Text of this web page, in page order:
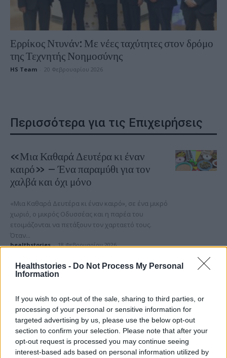
Healthstories - Do Not Process My Personal
Information
If you wish to opt-out of the sale, sharing to third parties, or
processing of your personal or sensitive information for
targeted advertising by us, please use the below opt-out
section to confirm your selection. Please note that after your
opt-out request is processed you may continue seeing
interest-based ads based on personal information utilized by
Ερρίκος Ντυνάν: Με νέες ταχύτητες στον δρόμο
της Τεχνητής Νοημοσύνης
HS Team 20 Φεβρουαρίου 2026
Περισσότερα για τις Επιχειρήσεις
«Μια Καθαρά Δευτέρα κι έναν
καιρό» – Ένα παραμύθι για τον
χαλβά και όχι μόνο
«Μια Καθαρά Δευτέρα κι έναν καιρό», σε ένα μικρό
χωριό, ο μικρός Οδυσσέας και η παρέα του
ετοιμάζονται να πετάξουν τον χαρταετό τους.
Όταν...
healthstories - 18 Φεβρουαρίου 2026
Imperial Brands Hellas: 45
χρόνια παρουσίας και εξέλιξης στην
Ελλάδα
Η Imperial Brands Hellas συμπληρώνει φέτος 45
χρόνια παρουσίας στην ελληνική αγορά. Με
ελληνική διοίκηση και σημαντικό ελληνικό
αποτύπωμα, η εταιρεία αποτελεί ένα αξιόπιστο...
healthstories - 17 Φεβρουαρίου 2026